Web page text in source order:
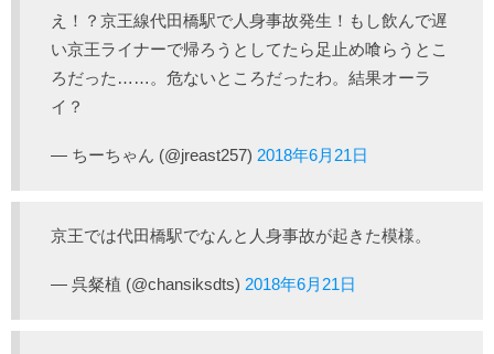
え！？京王線代田橋駅で人身事故発生！もし飲んで遅
い京王ライナーで帰ろうとしてたら足止め喰らうとこ
ろだった……。危ないところだったわ。結果オーラ
イ？
— ちーちゃん (@jreast257) 2018年6月21日
京王では代田橋駅でなんと人身事故が起きた模様。
— 呉粲植 (@chansiksdts) 2018年6月21日